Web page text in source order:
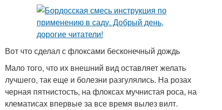
Вот что сделал с флоксами бесконечный дождь
Мало того, что их внешний вид оставляет желать
лучшего, так еще и болезни разгулялись. На розах
черная пятнистость, на флоксах мучнистая роса, на
клематисах впервые за все время вылез вилт.